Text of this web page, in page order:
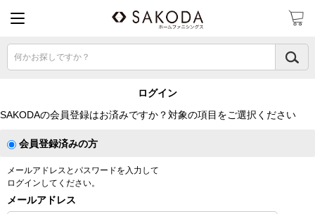
何かお探しですか？
ログイン
SAKODAの会員登録はお済みですか？対象の項目をご選択ください
会員登録済みの方
メールアドレスとパスワードを入力して
ログインしてください。
メールアドレス